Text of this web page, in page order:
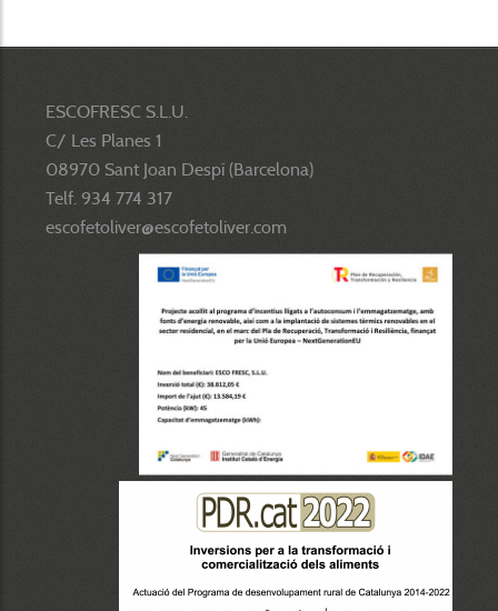
ESCOFRESC S.L.U.
C/ Les Planes 1
08970 Sant Joan Despí (Barcelona)
Telf. 934 774 317
escofetoliver@escofetoliver.com